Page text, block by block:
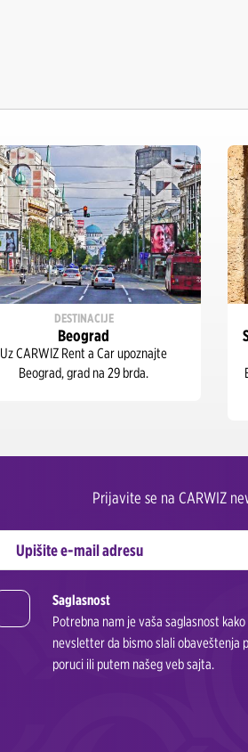
DESTINACIJE
Beograd
Uz CARWIZ Rent a Car upoznajte
Beograd, grad na 29 brda.
Prijavite se na CARWIZ
Saglasnost
Potrebna nam je vaša saglasnost
nevsletter da bismo slali obaveštenja
poruci ili putem našeg veb sajta.